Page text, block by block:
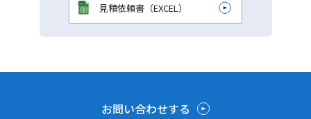
見積依頼書（EXCEL）
お問い合わせする